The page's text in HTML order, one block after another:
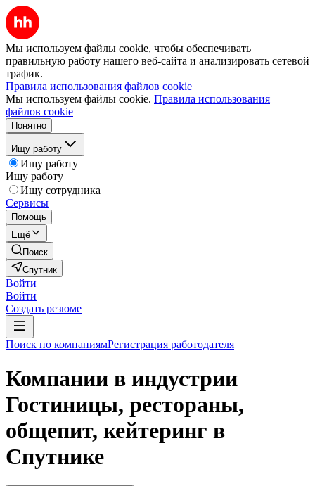
Мы используем файлы cookie, чтобы обеспечивать
правильную работу нашего веб-сайта и анализировать сетевой
трафик.
Правила использования файлов cookie
Мы используем файлы cookie. Правила использования
файлов cookie
Понятно
Ищу работу
Ищу работу
Ищу работу
Ищу сотрудника
Сервисы
Помощь
Ещё
Поиск
Спутник
Войти
Войти
Создать резюме
Поиск по компаниямРегистрация работодателя
Компании в индустрии
Гостиницы, рестораны,
общепит, кейтеринг в
Спутнике